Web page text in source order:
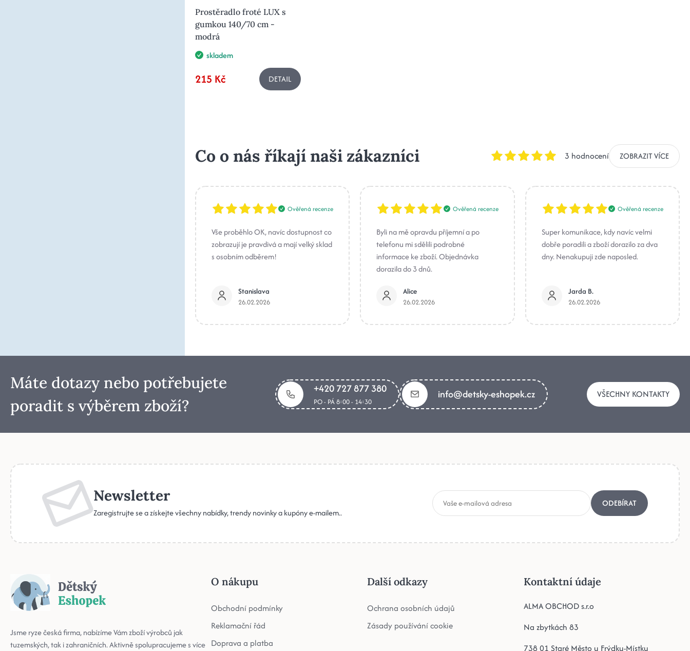
Prostěradlo froté LUX s
gumkou 140/70 cm -
modrá
skladem
215 Kč DETAIL
Co o nás říkají naši zákazníci 3 hodnocení ZOBRAZIT VÍCE
Ověřená recenze
Vše proběhlo OK, navíc dostupnost co
zobrazují je pravdivá a mají velký sklad
s osobním odběrem!
Stanislava
26.02.2026
Ověřená recenze
Byli na mě opravdu příjemní a po
telefonu mi sdělili podrobné
informace ke zboží. Objednávka
dorazila do 3 dnů.
Alice
26.02.2026
Ověřená recenze
Super komunikace, kdy navíc velmi
dobře poradili a zboží dorazilo za dva
dny. Nenakupuji zde naposled.
Jarda B.
26.02.2026
Máte dotazy nebo potřebujete
poradit s výběrem zboží?
+420 727 877 380
PO - PÁ 8:00 - 14:30
info@detsky-eshopek.cz VŠECHNY KONTAKTY
Newsletter
Zaregistrujte se a získejte všechny nabídky, trendy novinky a kupóny e-mailem..
ODEBÍRAT
Jsme ryze česká firma, nabízíme Vám zboží výrobců jak
tuzemských, tak i zahraničních. Aktivně spolupracujeme s více
O nákupu
Obchodní podmínky
Reklamační řád
Doprava a platba
Další odkazy
Ochrana osobních údajů
Zásady používání cookie
Kontaktní údaje
ALMA OBCHOD s.r.o
Na zbytkách 83
738 01 Staré Město u Frýdku-Místku